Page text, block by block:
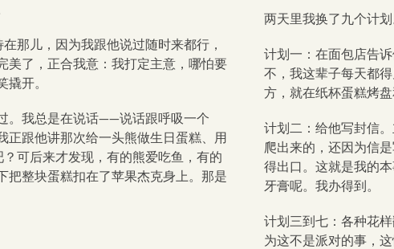
那儿，因为我跟他说过随时来都行，
美了，正合我意：我打定主意，哪怕要
开。
。我总是在说话——说话跟呼吸一个
正跟他讲那次给一头熊做生日蛋糕、用
可后来才发现，有的熊爱吃鱼，有的
把整块蛋糕扣在了苹果杰克身上。那是
两天里我换了九个计划
计划一：在面包店告
不，我这辈子每天都
方，就在纸杯蛋糕烤盘
计划二：给他写封信
爬出来的，还因为信
得出口。这就是我的
牙膏呢。我办得到。
计划三到七：各种花
为这不是派对的事，